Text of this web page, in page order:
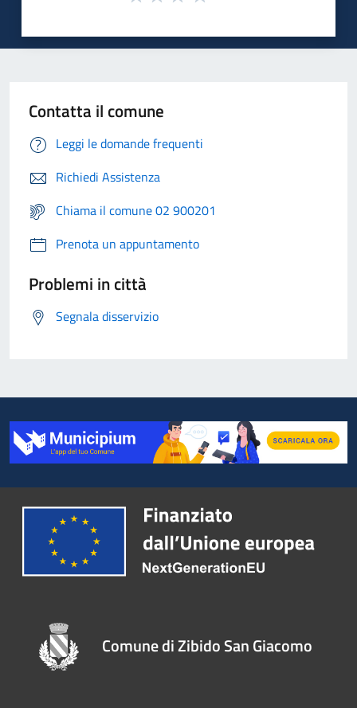
Contatta il comune
Leggi le domande frequenti
Richiedi Assistenza
Chiama il comune 02 900201
Prenota un appuntamento
Problemi in città
Segnala disservizio
Comune di Zibido San Giacomo